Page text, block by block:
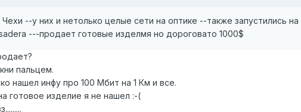
Чехи --у них и нетолько целые сети на оптике --также запустились
---продает готовые изделмя но дороговато 1000$
пальцем.
нашел инфу про 100 Мбит на 1 Км и все.
готовое изделие я не нашел :-(